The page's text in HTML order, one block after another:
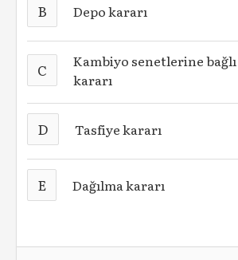
B Depo kararı
C
Kambiyo senetlerine
kararı
D Tasfiye kararı
E Dağılma kararı